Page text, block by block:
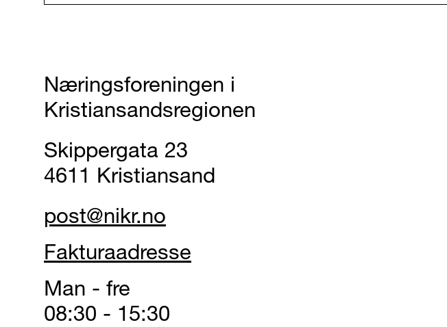
Næringsforeningen i
Kristiansandsregionen
Skippergata 23
4611 Kristiansand
post@nikr.no
Fakturaadresse
Man - fre
08:30 - 15:30